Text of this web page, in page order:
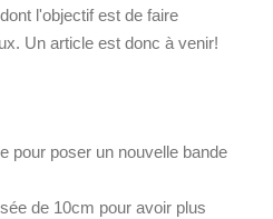
l'objectif est de faire
Un article est donc à venir!
pour poser un nouvelle bande
de 10cm pour avoir plus